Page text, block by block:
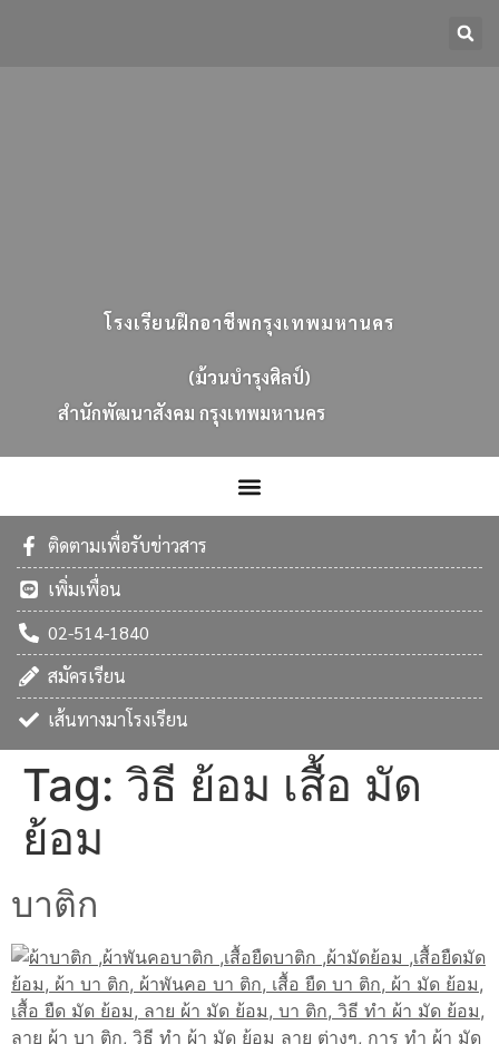
โรงเรียนฝึกอาชีพกรุงเทพมหานคร
(ม้วนบำรุงศิลป์)
สนกพฒนาสงคม กรงเทพมหานคร
ติดตามเพื่อรับข่าวสาร
เพิ่มเพื่อน
02-514-1840
สมัครเรียน
เส้นทางมาโรงเรียน
Tag: วิธี ย้อม เสื้อ มัด
ย้อม
บาติก